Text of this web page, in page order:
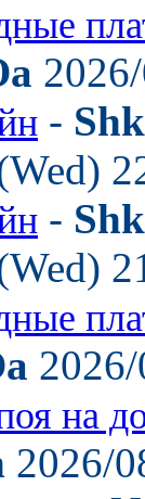
-
-
на
2026/